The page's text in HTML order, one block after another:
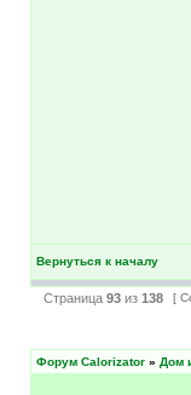
Вернуться к началу
Страница 93 из 138 [
Форум Calorizator » Дом